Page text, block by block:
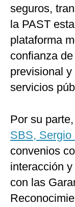
seguros,
la PAST
plataforma
confianza
previsional
servicios
Por su
SBS, Sergio
convenios
interacción
con las